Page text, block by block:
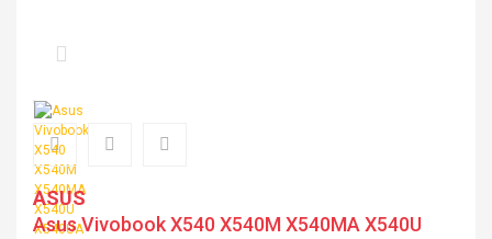
ASUS
Asus Vivobook X540 X540M X540MA X540U